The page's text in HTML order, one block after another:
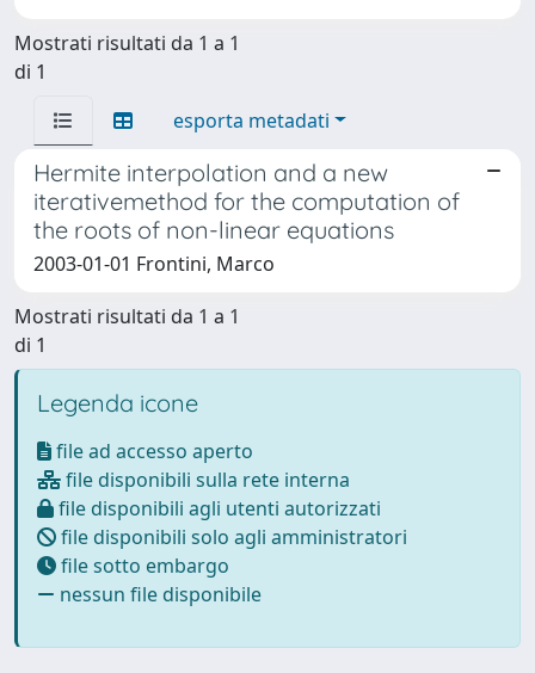
Mostrati risultati da 1 a 1
di 1
esporta metadati
Hermite interpolation and a new
iterativemethod for the computation of
the roots of non-linear equations
2003-01-01 Frontini, Marco
Mostrati risultati da 1 a 1
di 1
Legenda icone
file ad accesso aperto
file disponibili sulla rete interna
file disponibili agli utenti autorizzati
file disponibili solo agli amministratori
file sotto embargo
nessun file disponibile